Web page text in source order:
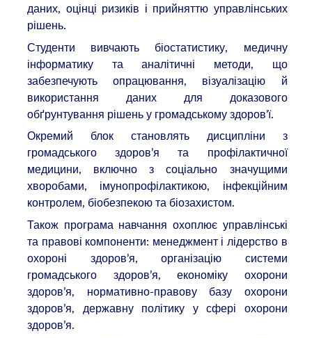
даних, оцінці ризиків і прийняттю управлінських
рішень.
Студенти вивчають біостатистику, медичну
інформатику та аналітичні методи, що
забезпечують опрацювання, візуалізацію й
використання даних для доказового
обґрунтування рішень у громадському здоров’ї.
Окремий блок становлять дисципліни з
громадського здоров’я та профілактичної
медицини, включно з соціально значущими
хворобами, імунопрофілактикою, інфекційним
контролем, біобезпекою та біозахистом.
Також програма навчання охоплює управлінські
та правові компоненти: менеджмент і лідерство в
охороні здоров’я, організацію системи
громадського здоров’я, економіку охорони
здоров’я, нормативно-правову базу охорони
здоров’я, державну політику у сфері охорони
здоров’я.